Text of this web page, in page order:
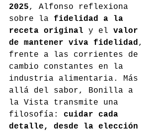
2025, Alfonso reflexiona
sobre la fidelidad a la
receta original y el valor
de mantener viva fidelidad ,
frente a las corrientes de
cambio constantes en la
industria alimentaria. Más
allá del sabor, Bonilla a
la Vista transmite una
filosofía: cuidar cada
detalle, desde la elección